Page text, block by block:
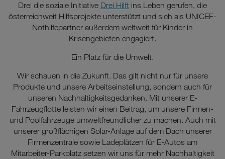
Drei die soziale Initiative Drei Hilft ins Leben gerufen, die
österreichweit Hilfsprojekte unterstützt und sich als UNICEF-
Nothilfepartner außerdem weltweit für Kinder in
Krisengebieten engagiert.
Ein Platz für die Umwelt.
Wir schauen in die Zukunft. Das gilt nicht nur für unsere
Produkte und unsere Arbeitseinstellung, sondern auch für
unseren Nachhaltigkeitsgedanken. Mit unserer E-
Fahrzeugflotte leisten wir einen Beitrag, um unsere Firmen-
und Poolfahrzeuge umweltfreundlicher zu machen. Auch mit
unserer großflächigen Solar-Anlage auf dem Dach unserer
Firmenzentrale sowie Ladeplätzen für E-Autos am
Mitarbeiter-Parkplatz setzen wir uns für mehr Nachhaltigkeit